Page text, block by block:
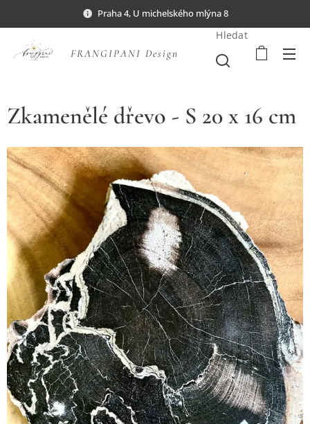
Praha 4, U michelského mlýna 8
FRANGIPANI Design
Hledat
Zkamenělé dřevo - S 20 x 16 cm